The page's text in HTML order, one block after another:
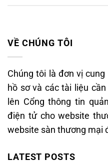
VỀ CHÚNG TÔI
Chúng tôi là đơn vị
hồ sơ và các tài liệu
lên Cổng thông tin
điện tử cho website
website sàn thương mại
LATEST POSTS